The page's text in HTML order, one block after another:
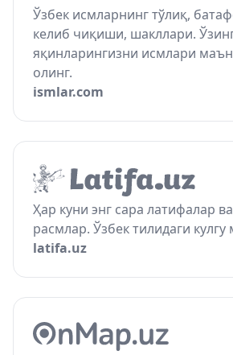
Ўзбек исмларнинг тўлиқ,
келиб чиқиши, шакллари.
яқинларингизни исмлари
олинг.
ismlar.com
Ҳар куни энг сара латифалар
расмлар. Ўзбек тилидаги кулгу
latifa.uz